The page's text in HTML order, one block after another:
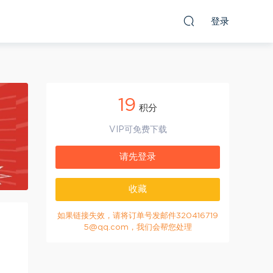
登录
19 积分
VIP可免费下载
请先登录
收藏
如果链接失效，请将订单号发邮件320416719
5@qq.com，我们会帮您处理